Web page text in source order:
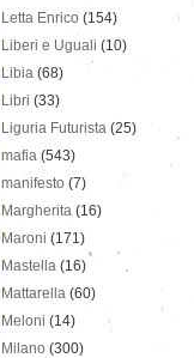
Letta Enrico (154)
Liberi e Uguali (10)
Libia (68)
Libri (33)
Liguria Futurista (25)
mafia (543)
manifesto (7)
Margherita (16)
Maroni (171)
Mastella (16)
Mattarella (60)
Meloni (14)
Milano (300)